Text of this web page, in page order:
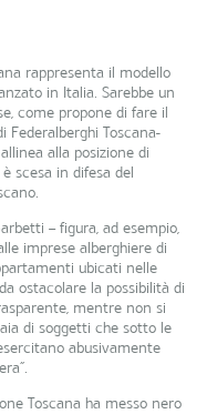
rappresenta il modello
in Italia. Sarebbe un
come propone di fare il
Federalberghi Toscana-
alla posizione di
scesa in difesa del
– figura, ad esempio,
imprese alberghiere di
ubicati nelle
ostacolare la possibilità di
mentre non si
di soggetti che sotto le
abusivamente
Toscana ha messo nero